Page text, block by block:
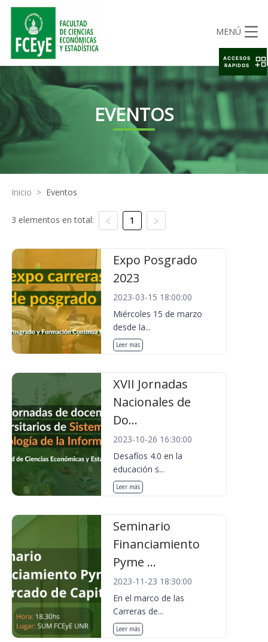
MENÚ
EVENTOS
Inicio > Eventos
3 elementos en total: 1
Expo Posgrado
2023
2023-03-15 18:00:00
Miércoles 15 de marzo
desde la...
Leer más
XVII Jornadas
Nacionales de
Do...
2023-10-26 16:30:00
Desafíos 4.0 en la
educación s...
Leer más
Seminario
Financiamiento
Pyme ...
2023-11-23 18:30:00
En el marco de las
Carreras de...
Leer más
ACCESOS
RAPIDOS